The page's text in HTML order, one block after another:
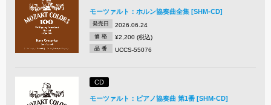
モーツァルト：ホルン協奏曲全集 [SHM-CD]
発売日 2026.06.24
価 格 ¥2,200 (税込)
品 番 UCCS-55076
CD
モーツァルト：ピアノ協奏曲 第1番 [SHM-CD]